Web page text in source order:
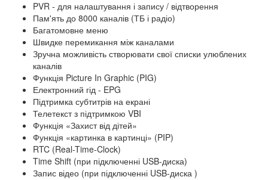
PVR - для налаштування і запису / відтворення
Пам'ять до 8000 каналів (ТБ і радіо)
Багатомовне меню
Швидке перемикання між каналами
Зручна можливість створювати свої списки улюблених
каналів
Функція Picture In Graphic (PIG)
Електронний гід - EPG
Підтримка субтитрів на екрані
Телетекст з підтримкою VBI
Функція «Захист від дітей»
Функція «картинка в картинці» (PIP)
RTC (Real-Time-Clock)
Time Shift (при підключенні USB-диска)
Запис відео (при підключенні USB-диска )